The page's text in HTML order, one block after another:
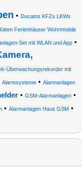
• Ducatos KFZs LKWs
Ferienhäuser Wohnmobile
Set mit WLAN und App•
Überwachungsrekorder mit
Alarmsysteme• Alarmanlagen
• GSM-Alarmanlagen•
• Alarmanlagen Haus GSM •